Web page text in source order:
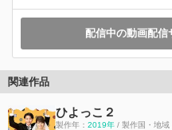
配信中の動画配信
関連作品
ひよっこ２
製作年： 2019年 / 製作国・地域